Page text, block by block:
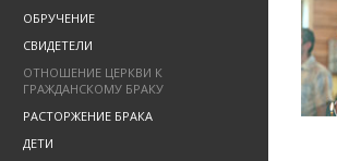
ОБРУЧЕНИЕ
СВИДЕТЕЛИ
ОТНОШЕНИЕ ЦЕРКВИ К
ГРАЖДАНСКОМУ БРАКУ
РАСТОРЖЕНИЕ БРАКА
ДЕТИ